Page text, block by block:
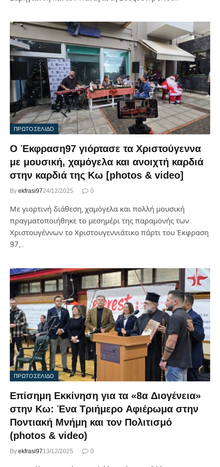
ΠΡΩΤΟΣΕΛΙΔΟ
Ο Έκφραση97 γιόρτασε τα Χριστούγεννα
με μουσική, χαμόγελα και ανοιχτή καρδιά
στην καρδιά της Κω [photos & video]
By ekfrasi9724/12/2025 0
Με γιορτινή διάθεση, χαμόγελα και πολλή μουσική
πραγματοποιήθηκε το μεσημέρι της παραμονής των
Χριστουγέννων το Χριστουγεννιάτικο πάρτι του Έκφραση
97,…
ΠΡΩΤΟΣΕΛΙΔΟ
Επίσημη Εκκίνηση για τα «8α Διογένεια»
στην Κω: Ένα Τριήμερο Αφιέρωμα στην
Ποντιακή Μνήμη και τον Πολιτισμό
(photos & video)
By ekfrasi9713/12/2025 0